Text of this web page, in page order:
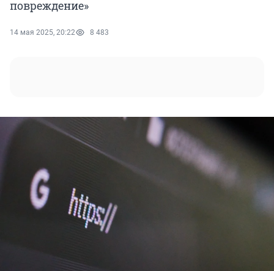
повреждение»
14 мая 2025, 20:22 8 483